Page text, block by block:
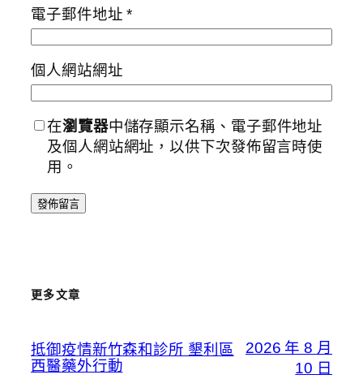
電子郵件地址*
個人網站網址
在瀏覽器中儲存顯示名稱、電子郵件地址
及個人網站網址，以供下次發佈留言時使
用。
更多文章
抵御疫情新竹森和診所 墾利區
西醫藥外行動
2026 年 8 月
10 日